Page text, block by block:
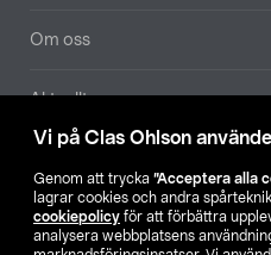
Vi på Clas Ohlson
Genom att trycka ”Acceptera alla
lagrar cookies och andra
cookiepolicy för att förbättra
analysera webbplatsens
Om oss
Aktuellt